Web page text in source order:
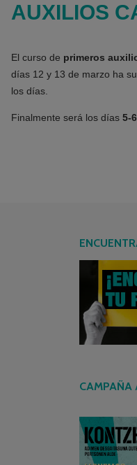
AUXILIOS
El curso de primeros
días 12 y 13 de marzo ha
los días.
Finalmente será los días 5-
CAMPAÑA